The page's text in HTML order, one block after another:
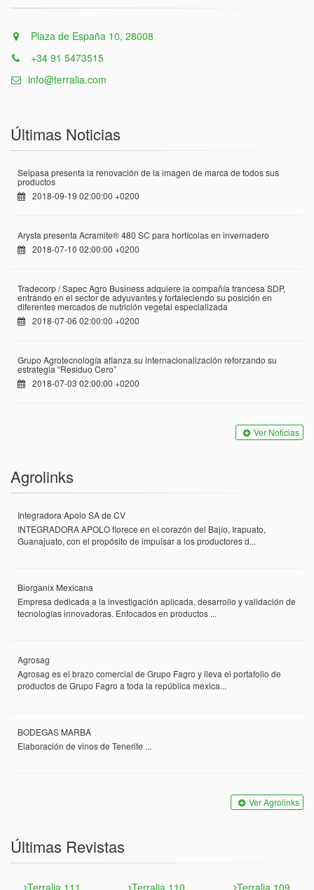
Plaza de España 10, 28008
+34 91 5473515
info@terralia.com
Últimas Noticias
Seipasa presenta la renovación de la imagen de marca de todos sus
productos
2018-09-19 02:00:00 +0200
Arysta presenta Acramite® 480 SC para hortícolas en invernadero
2018-07-10 02:00:00 +0200
Tradecorp / Sapec Agro Business adquiere la compañía francesa SDP,
entrando en el sector de adyuvantes y fortaleciendo su posición en
diferentes mercados de nutrición vegetal especializada
2018-07-06 02:00:00 +0200
Grupo Agrotecnología afianza su internacionalización reforzando su
estrategia “Residuo Cero”
2018-07-03 02:00:00 +0200
Ver Noticias
Agrolinks
Integradora Apolo SA de CV
INTEGRADORA APOLO florece en el corazón del Bajío, Irapuato,
Guanajuato, con el propósito de impulsar a los productores d...
Biorganix Mexicana
Empresa dedicada a la investigación aplicada, desarrollo y validación de
tecnologías innovadoras. Enfocados en productos ...
Agrosag
Agrosag es el brazo comercial de Grupo Fagro y lleva el portafolio de
productos de Grupo Fagro a toda la república mexica...
BODEGAS MARBA
Elaboración de vinos de Tenerife ...
Ver Agrolinks
Últimas Revistas
Terralia 111 Terralia 110 Terralia 109